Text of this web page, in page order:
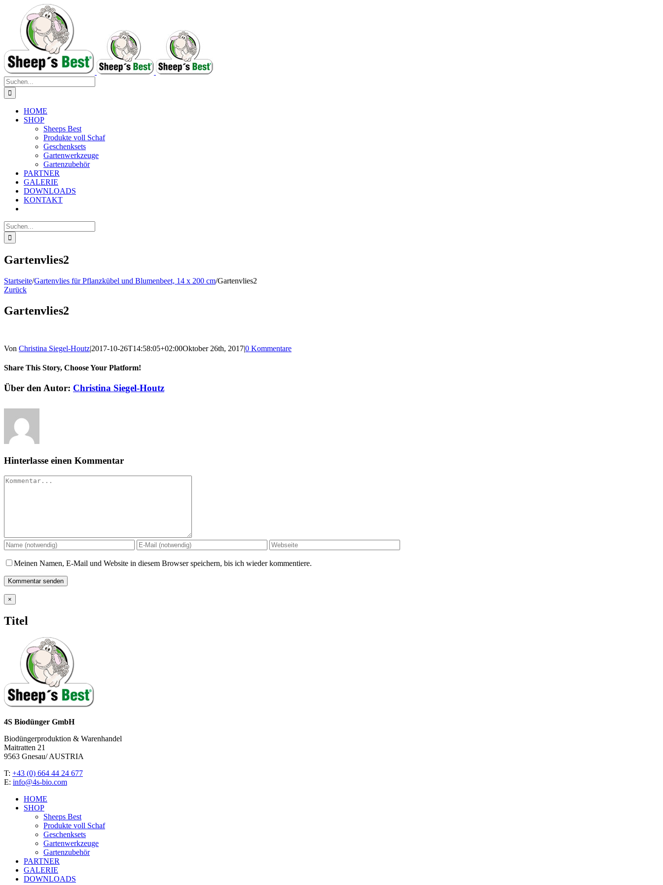
springen
Suche
nach:
HOME
SHOP
Sheeps Best
Produkte voll Schaf
Geschenksets
Gartenwerkzeuge
Gartenzubehör
PARTNER
GALERIE
DOWNLOADS
KONTAKT
Suche
nach:
Gartenvlies2
Startseite/Gartenvlies für Pflanzkübel und Blumenbeet, 14 x 200 cm/Gartenvlies2
Zurück
Gartenvlies2
Von Christina Siegel-Houtz|2017-10-26T14:58:05+02:00Oktober 26th, 2017|0 Kommentare
Share This Story, Choose Your Platform!
Facebook
Twitter
Reddit
LinkedIn
WhatsApp
Telegram
Tumblr
Pinterest
Vk
Xing
E-
Über den Autor: Christina Siegel-Houtz
Hinterlasse einen Kommentar
Kommentar
Meinen Namen, E-Mail und Website in diesem Browser speichern, bis ich wieder kommentiere.
Close
product
view
×
Titel
4S Biodünger GmbH
Biodüngerproduktion & Warenhandel
Maitratten 21
9563 Gnesau/ AUSTRIA
T: +43 (0) 664 44 24 677
E: info@4s-bio.com
HOME
SHOP
Sheeps Best
Produkte voll Schaf
Geschenksets
Gartenwerkzeuge
Gartenzubehör
PARTNER
GALERIE
DOWNLOADS